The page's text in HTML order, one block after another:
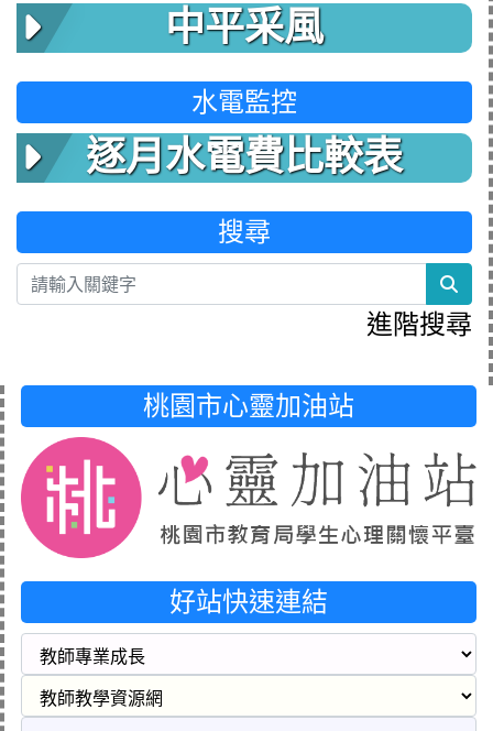
中平采風
水電監控
逐月水電費比較表
搜尋
進階搜尋
桃園市心靈加油站
好站快速連結